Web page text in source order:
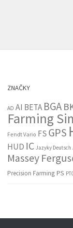
ZNAČKY
AD AI BETA BGA
Farming
Fendt Vario FS GPS
HUD IC Jazyky Deutsch
Massey
Precision Farming PS